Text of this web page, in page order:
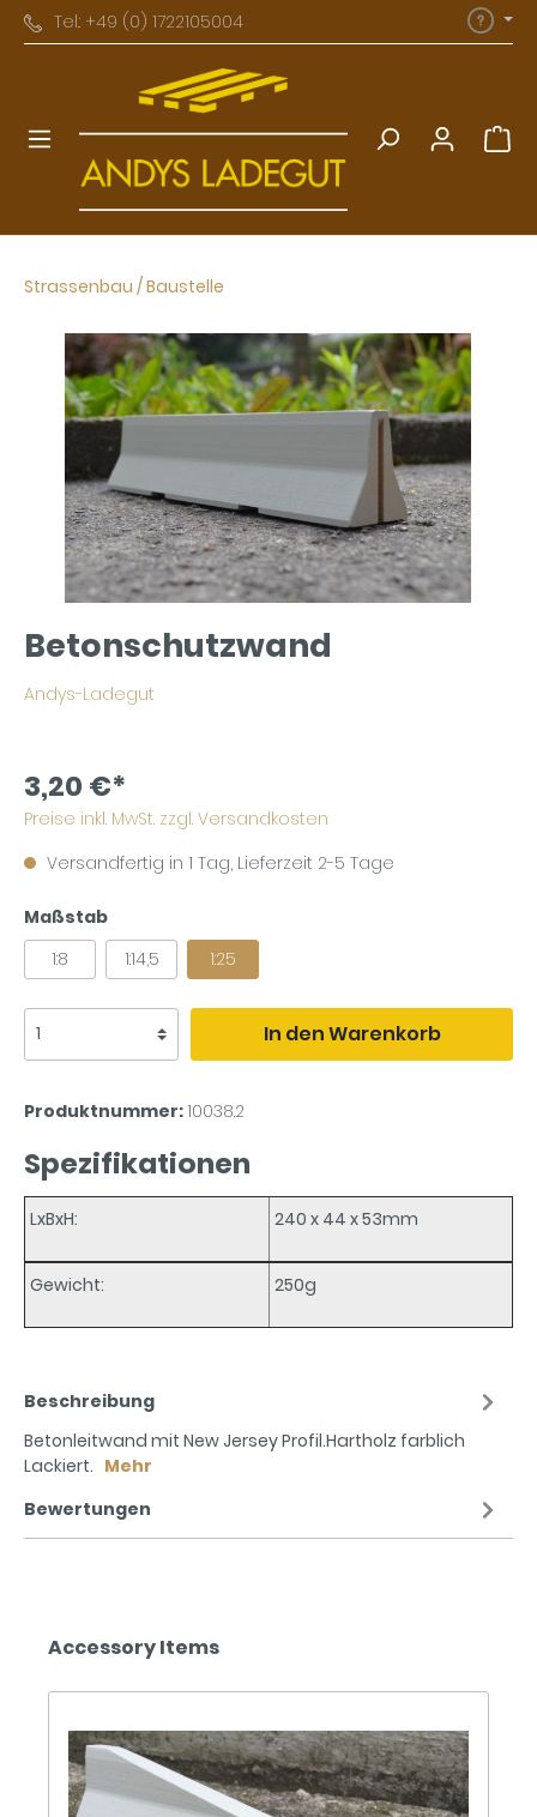
Tel.: +49 (0) 1722105004
Strassenbau / Baustelle
Betonschutzwand
Andys-Ladegut
3,20 €*
Preise inkl. MwSt. zzgl. Versandkosten
Versandfertig in 1 Tag, Lieferzeit 2-5 Tage
Maßstab
1:8
1:14,5 1:25
In den Warenkorb
Produktnummer:10038.2
Spezifikationen
LxBxH: 240 x 44 x 53mm
Gewicht: 250g
Beschreibung
Betonleitwand mit New Jersey Profil.Hartholz farblich
Lackiert. Mehr
Bewertungen
Accessory Items